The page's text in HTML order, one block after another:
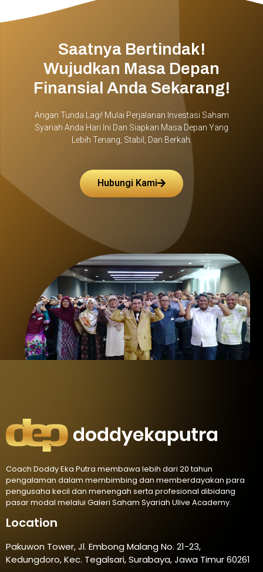
Saatnya Bertindak!
Wujudkan Masa Depan
Finansial Anda Sekarang!
Angan Tunda Lagi! Mulai Perjalanan Investasi Saham
Syariah Anda Hari Ini Dan Siapkan Masa Depan Yang
Lebih Tenang, Stabil, Dan Berkah.
Hubungi Kami
Coach Doddy Eka Putra membawa lebih dari 20 tahun
pengalaman dalam membimbing dan memberdayakan para
pengusaha kecil dan menengah serta profesional dibidang
pasar modal melalui Galeri Saham Syariah Ulive Academy.
Location
Pakuwon Tower, Jl. Embong Malang No. 21-23,
Kedungdoro, Kec. Tegalsari, Surabaya, Jawa Timur 60261